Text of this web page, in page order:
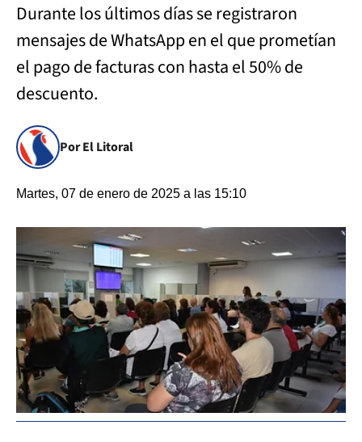
Durante los últimos días se registraron
mensajes de WhatsApp en el que prometían
el pago de facturas con hasta el 50% de
descuento.
Por El Litoral
Martes, 07 de enero de 2025 a las 15:10